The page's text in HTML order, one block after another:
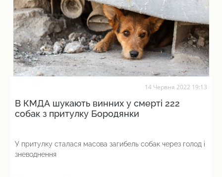
14 Червня 2022 19:13
В КМДА шукають винних у смерті 222
собак з притулку Бородянки
У притулку сталася масова загибель собак через голод і
зневоднення